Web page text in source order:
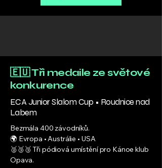
🇪🇺 Tři medaile ze světové
konkurence
ECA Junior Slalom Cup • Roudnice nad
Labem
Bezmála 400 závodníků.
🌍 Evropa • Austrálie • USA
🥈🥉🥉 Tři pódiová umístění pro Kánoe klub
Opava.